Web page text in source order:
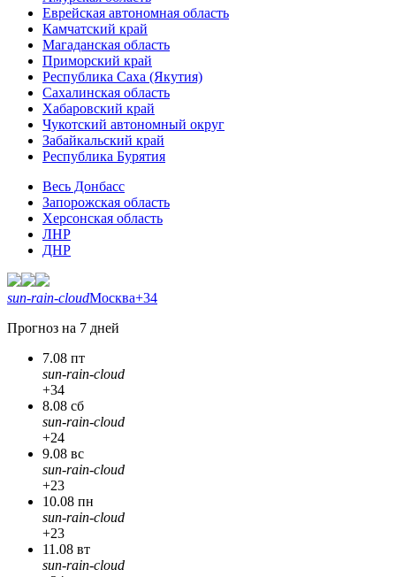
Еврейская автономная область
Камчатский край
Магаданская область
Приморский край
Республика Саха (Якутия)
Сахалинская область
Хабаровский край
Чукотский автономный округ
Забайкальский край
Республика Бурятия
Весь Донбасс
Запорожская область
Херсонская область
ЛНР
ДНР
sun-rain-cloudМосква+34
Прогноз на 7 дней
7.08 пт
sun-rain-cloud
+34
8.08 сб
sun-rain-cloud
+24
9.08 вс
sun-rain-cloud
+23
10.08 пн
sun-rain-cloud
+23
11.08 вт
sun-rain-cloud